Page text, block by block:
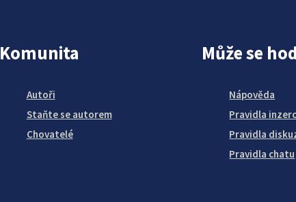
Komunita
Autoři
Staňte se autorem
Chovatelé
Může se
Nápověda
Pravidla
Pravidla
Pravidla chatu